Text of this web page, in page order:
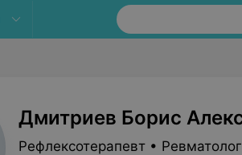
Дмитриев Борис
Рефлексотерапевт • Ревматолог